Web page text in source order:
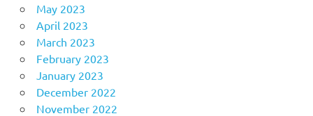
May 2023
April 2023
March 2023
February 2023
January 2023
December 2022
November 2022